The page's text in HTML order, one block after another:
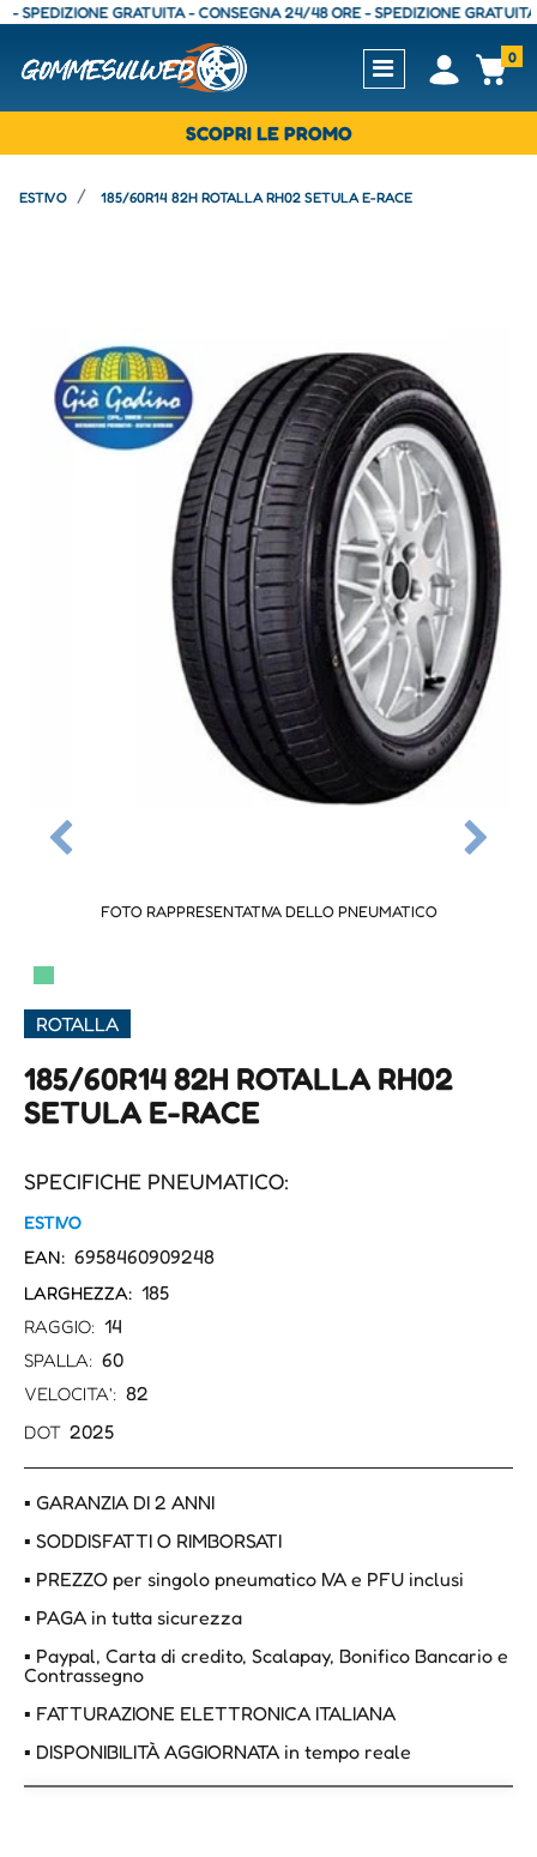
GRATUITA - CONSEGNA 24/48 ORE - SPEDIZIONE GRATUITA -
Open0
SCOPRI LE PROMO
ESTIVO 185/60R14 82H ROTALLA RH02 SETULA E-RACE
FOTO RAPPRESENTATIVA DELLO PNEUMATICO
▀
ROTALLA
185/60R14 82H ROTALLA RH02
SETULA E-RACE
SPECIFICHE PNEUMATICO:
ESTIVO
EAN: 6958460909248
LARGHEZZA: 185
RAGGIO: 14
SPALLA: 60
VELOCITA': 82
DOT 2025
▪ GARANZIA DI 2 ANNI
▪ SODDISFATTI O RIMBORSATI
▪ PREZZO per singolo pneumatico IVA e PFU inclusi
▪ PAGA in tutta sicurezza
▪ Paypal, Carta di credito, Scalapay, Bonifico Bancario e
Contrassegno
▪ FATTURAZIONE ELETTRONICA ITALIANA
▪ DISPONIBILITÀ AGGIORNATA in tempo reale